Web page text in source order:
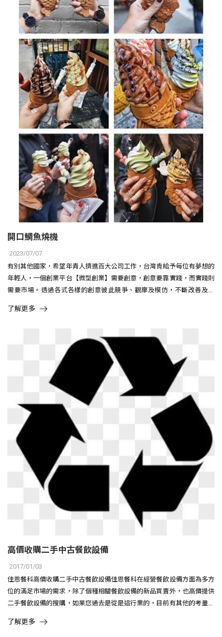
開口鯛魚燒機
2023/07/07
有別其他國家，希望年青人擠進百大公司工作，台灣肯給予每位有夢想的
年輕人，一個創業平台【微型創業】需要創意，創意要靠實踐，而實踐則
需要市場。透過各式各樣的創意彼此競爭、觀摩及模仿，不斷改善及進
了解更多
高價收購二手中古餐飲設備
2017/01/03
佳恩餐科高價收購二手中古餐飲設備佳恩餐科在經營餐飲設備方面為多方
位的滿足市場的需求，除了個種相關餐飲設備的新品買賣外，也高價提供
二手餐飲設備的搜購，如果您過去是從是這行業的，目前有其他的考量想
了解更多